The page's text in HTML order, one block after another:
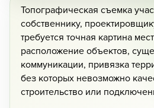
Кадастровые
Топографическая съемка
собственнику,
требуется точная картина
расположение объектов,
коммуникации, привязка
без которых невозможно
строительство или